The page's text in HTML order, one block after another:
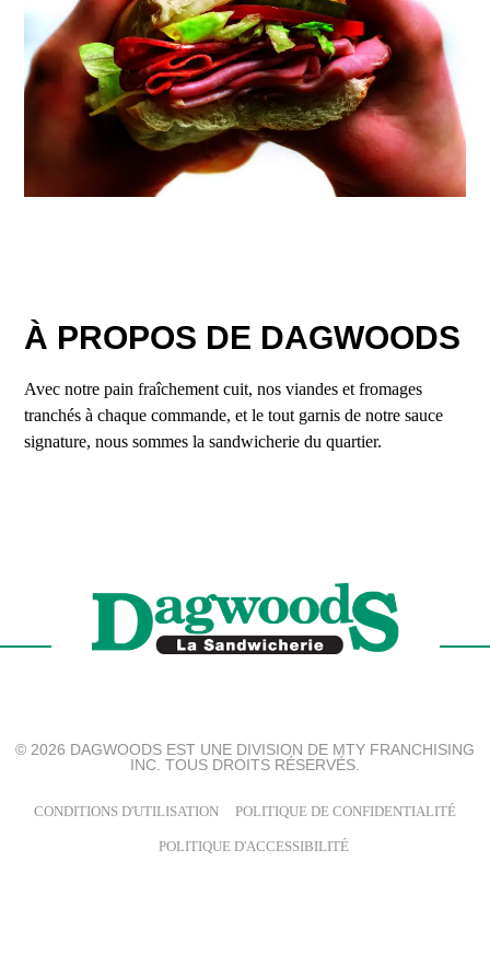
À PROPOS DE DAGWOODS
Avec notre pain fraîchement cuit, nos viandes et fromages
tranchés à chaque commande, et le tout garnis de notre sauce
signature, nous sommes la sandwicherie du quartier.
© 2026 DAGWOODS EST UNE DIVISION DE MTY FRANCHISING
INC. TOUS DROITS RÉSERVÉS.
CONDITIONS D'UTILISATION POLITIQUE DE CONFIDENTIALITÉ
POLITIQUE D'ACCESSIBILITÉ